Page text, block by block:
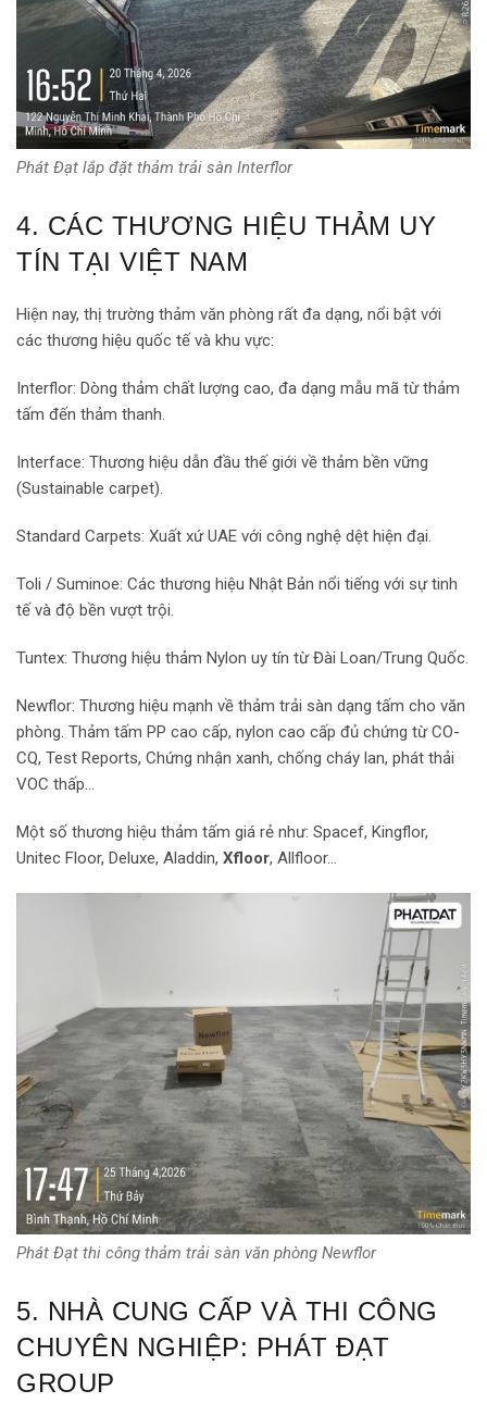
Phát Đạt lắp đặt thảm trải sàn Interflor
4. CÁC THƯƠNG HIỆU THẢM UY
TÍN TẠI VIỆT NAM
Hiện nay, thị trường thảm văn phòng rất đa dạng, nổi bật với
các thương hiệu quốc tế và khu vực:
Interflor: Dòng thảm chất lượng cao, đa dạng mẫu mã từ thảm
tấm đến thảm thanh.
Interface: Thương hiệu dẫn đầu thế giới về thảm bền vững
(Sustainable carpet).
Standard Carpets: Xuất xứ UAE với công nghệ dệt hiện đại.
Toli / Suminoe: Các thương hiệu Nhật Bản nổi tiếng với sự tinh
tế và độ bền vượt trội.
Tuntex: Thương hiệu thảm Nylon uy tín từ Đài Loan/Trung Quốc.
Newflor: Thương hiệu mạnh về thảm trải sàn dạng tấm cho văn
phòng. Thảm tấm PP cao cấp, nylon cao cấp đủ chứng từ CO-
CQ, Test Reports, Chứng nhận xanh, chống cháy lan, phát thải
VOC thấp…
Một số thương hiệu thảm tấm giá rẻ như: Spacef, Kingflor,
Unitec Floor, Deluxe, Aladdin, Xfloor, Allfloor…
Phát Đạt thi công thảm trải sàn văn phòng Newflor
5. NHÀ CUNG CẤP VÀ THI CÔNG
CHUYÊN NGHIỆP: PHÁT ĐẠT
GROUP